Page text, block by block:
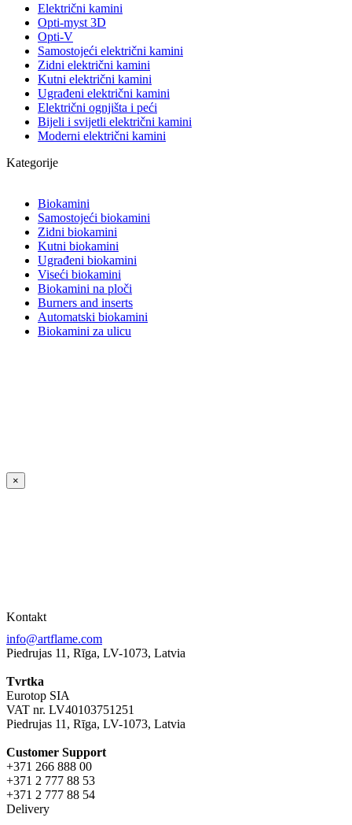
Električni kamini
Opti-myst 3D
Opti-V
Samostojeći električni kamini
Zidni električni kamini
Kutni električni kamini
Ugrađeni električni kamini
Električni ognjišta i peći
Bijeli i svijetli električni kamini
Moderni električni kamini
Kategorije
Biokamini
Samostojeći biokamini
Zidni biokamini
Kutni biokamini
Ugrađeni biokamini
Viseći biokamini
Biokamini na ploči
Burners and inserts
Automatski biokamini
Biokamini za ulicu
×
Kontakt
info@artflame.com
Piedrujas 11, Rīga, LV-1073, Latvia
Tvrtka
Eurotop SIA
VAT nr. LV40103751251
Piedrujas 11, Rīga, LV-1073, Latvia
Сustomer Support
+371 266 888 00
+371 2 777 88 53
+371 2 777 88 54
Delivery